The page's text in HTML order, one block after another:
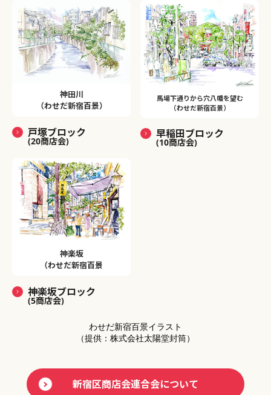
神田川
（わせだ新宿百景）
戸塚ブロック
(20商店会)
馬場下通りから穴八幡を望む
（わせだ新宿百景）
早稲田ブロック
(10商店会)
神楽坂
（わせだ新宿百景
神楽坂ブロック
(5商店会)
わせだ新宿百景イラスト
（提供：株式会社太陽堂封筒）
新宿区商店会連合会について